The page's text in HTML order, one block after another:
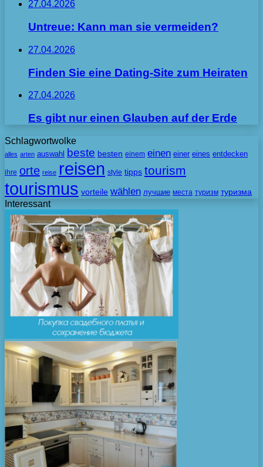
27.04.2026
Untreue: Kann man sie vermeiden?
27.04.2026
Finden Sie eine Dating-Site zum Heiraten
27.04.2026
Es gibt nur einen Glauben auf der Erde
Schlagwortwolke
alles arten auswahl beste besten einem einen einer eines entdecken
ihre orte reise reisen style tipps tourism
tourismus vorteile wählen лучшие места туризм туризма
Interessant